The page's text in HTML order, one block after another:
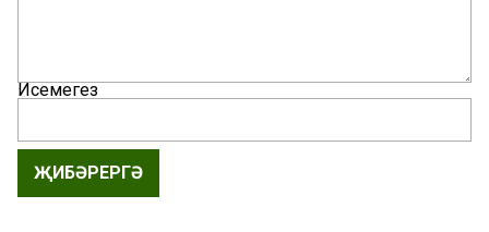
Исемегез
ҖИБӘРЕРГӘ